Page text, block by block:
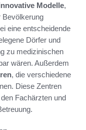
Modelle,
Bevölkerung
eine entscheidende
Dörfer und
zu medizinischen
wären. Außerdem
, die verschiedene
Diese Zentren
Fachärzten und